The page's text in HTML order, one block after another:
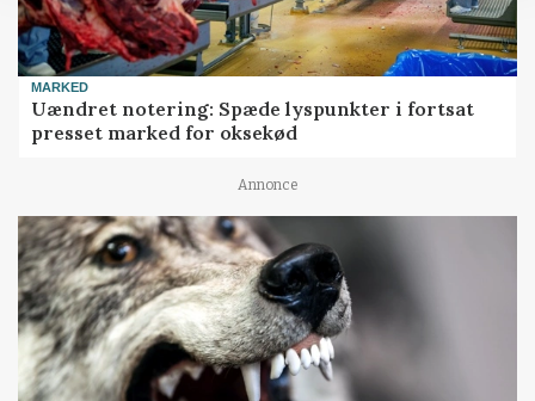
MARKED
Uændret notering: Spæde lyspunkter i fortsat
presset marked for oksekød
Annonce